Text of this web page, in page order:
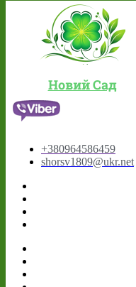
Новий Сад
+380964586459
shorsv1809@ukr.net